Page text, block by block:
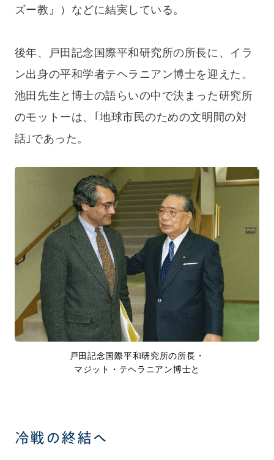
戸田記念国際平和研究所の所長・
マジット・テヘラニアン博士と
ズー教』）などに結実している。
後年、戸田記念国際平和研究所の所長に、イラ
ン出身の平和学者テヘラニアン博士を迎えた。
池田先生と博士の語らいの中で決まった研究所
のモットーは、｢地球市民のための文明間の対
話｣であった。
冷戦の終結へ